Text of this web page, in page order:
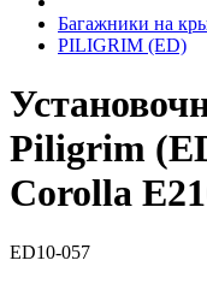
Багажники на
PILIGRIM (ED)
Piligrim
Corolla
ED10-057